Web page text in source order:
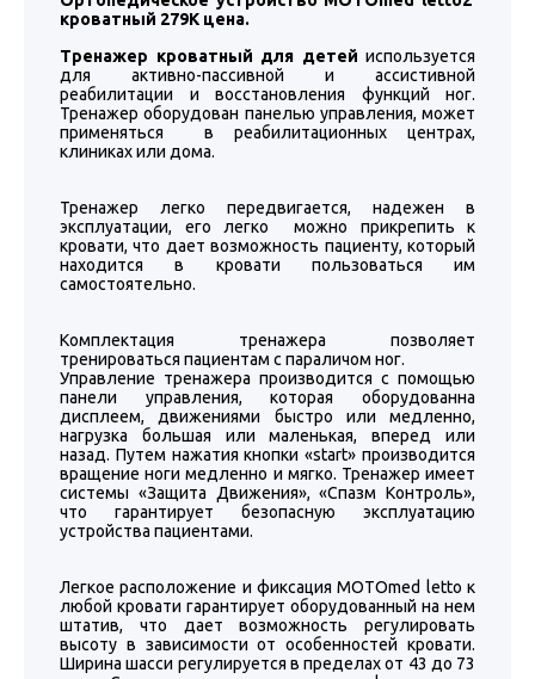
кроватный 279К цена.
Тренажер кроватный для детей используется
для активно-пассивной и ассистивной
реабилитации и восстановления функций ног.
Тренажер оборудован панелью управления, может
применяться в реабилитационных центрах,
клиниках или дома.
Тренажер легко передвигается, надежен в
эксплуатации, его легко можно прикрепить к
кровати, что дает возможность пациенту, который
находится в кровати пользоваться им
самостоятельно.
Комплектация тренажера позволяет
тренироваться пациентам с параличом ног.
Управление тренажера производится с помощью
панели управления, которая оборудованна
дисплеем, движениями быстро или медленно,
нагрузка большая или маленькая, вперед или
назад. Путем нажатия кнопки «start» производится
вращение ноги медленно и мягко. Тренажер имеет
системы «Защита Движения», «Спазм Контроль»,
что гарантирует безопасную эксплуатацию
устройства пациентами.
Легкое расположение и фиксация MOTOmed letto к
любой кровати гарантирует оборудованный на нем
штатив, что дает возможность регулировать
высоту в зависимости от особенностей кровати.
Ширина шасси регулируется в пределах от 43 до 73